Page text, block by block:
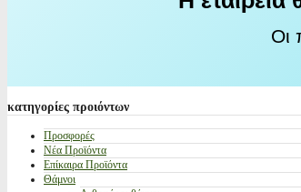
Οι
κατηγορίες προιόντων
Προσφορές
Νέα Προϊόντα
Επίκαιρα Προϊόντα
Θάμνοι